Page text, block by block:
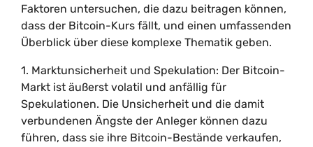
Faktoren untersuchen, die dazu beitragen können,
dass der Bitcoin-Kurs fällt, und einen umfassenden
Überblick über diese komplexe Thematik geben.
1. Marktunsicherheit und Spekulation: Der Bitcoin-
Markt ist äußerst volatil und anfällig für
Spekulationen. Die Unsicherheit und die damit
verbundenen Ängste der Anleger können dazu
führen, dass sie ihre Bitcoin-Bestände verkaufen,